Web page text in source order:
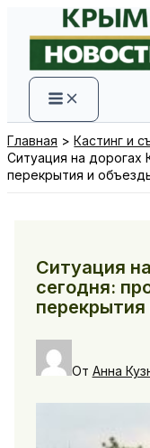
содержимому
Главная
Кастинг и
Ситуация на дорогах
перекрытия и
Ситуация
сегодня:
От Анна